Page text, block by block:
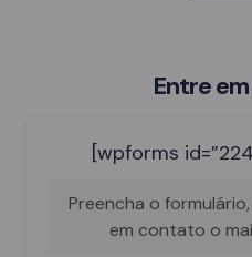
Entre
[wpforms
Preencha o
em contato o